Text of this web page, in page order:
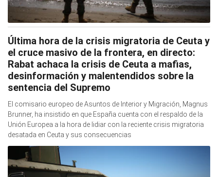
Última hora de la crisis migratoria de Ceuta y
el cruce masivo de la frontera, en directo:
Rabat achaca la crisis de Ceuta a mafias,
desinformación y malentendidos sobre la
sentencia del Supremo
El comisario europeo de Asuntos de Interior y Migración, Magnus
Brunner, ha insistido en que España cuenta con el respaldo de la
Unión Europea a la hora de lidiar con la reciente crisis migratoria
desatada en Ceuta y sus consecuencias